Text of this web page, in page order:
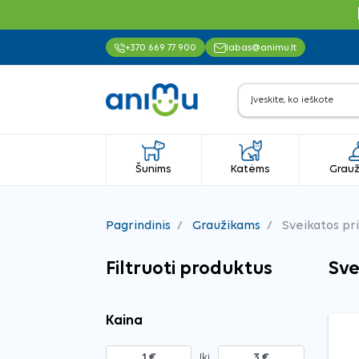
+370 669 77 900 labas@animu.lt
Šunims Katėms
Pagrindinis Graužikams Sveikatos
Filtruoti produktus
Kaina